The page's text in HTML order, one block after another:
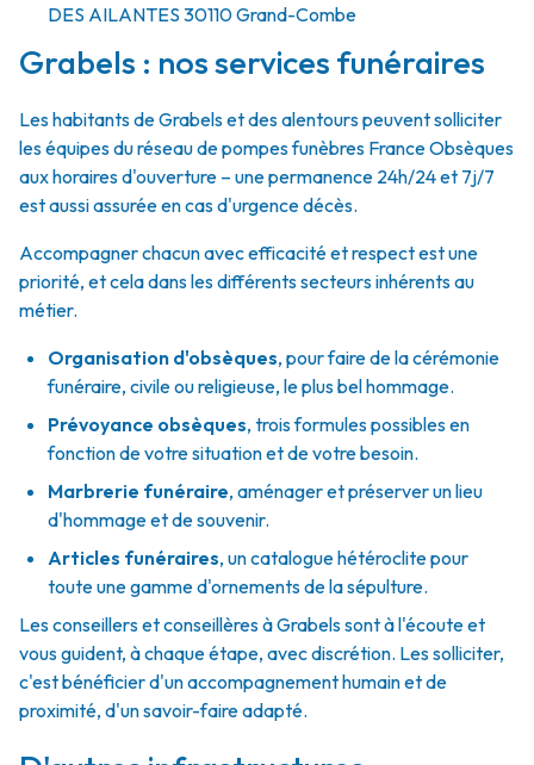
DES AILANTES 30110Grand-Combe
Grabels : nos services funéraires
Les habitants de Grabels et des alentours peuvent solliciter
les équipes du réseau de pompes funèbres France Obsèques
aux horaires d'ouverture – une permanence 24h/24 et 7j/7
est aussi assurée en cas d'urgence décès.
Accompagner chacun avec efficacité et respect est une
priorité, et cela dans les différents secteurs inhérents au
métier.
Organisation d'obsèques, pour faire de la cérémonie
funéraire, civile ou religieuse, le plus bel hommage.
Prévoyance obsèques, trois formules possibles en
fonction de votre situation et de votre besoin.
Marbrerie funéraire, aménager et préserver un lieu
d'hommage et de souvenir.
Articles funéraires, un catalogue hétéroclite pour
toute une gamme d'ornements de la sépulture.
Les conseillers et conseillères à Grabels sont à l'écoute et
vous guident, à chaque étape, avec discrétion. Les solliciter,
c'est bénéficier d'un accompagnement humain et de
proximité, d'un savoir-faire adapté.